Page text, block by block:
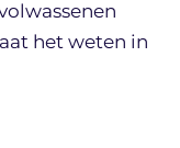
het weten in